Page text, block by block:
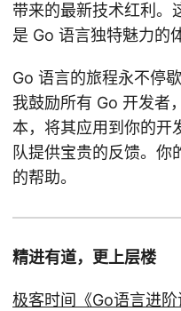
带来的最新技术红利。
是 Go 语言独特魅力的
Go 语言的旅程永不停
我鼓励所有 Go 开发者
本，将其应用到你的开
队提供宝贵的反馈。你
的帮助。
精进有道，更上层楼
极客时间《Go语言进